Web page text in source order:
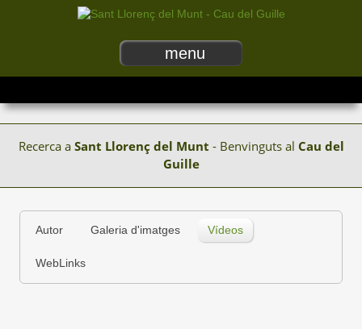
menu
Recerca a Sant Llorenç del Munt - Benvinguts al Cau del
Guille
Autor Galeria d'imatges Vídeos
WebLinks